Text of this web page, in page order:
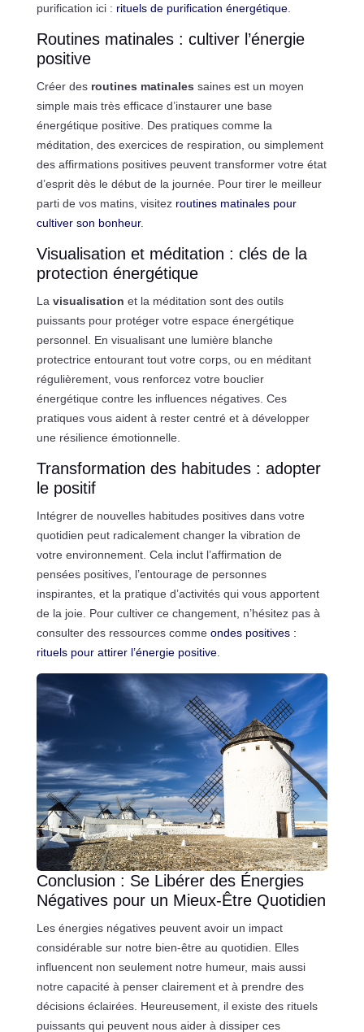
purification ici : rituels de purification énergétique.
Routines matinales : cultiver l’énergie
positive
Créer des routines matinales saines est un moyen
simple mais très efficace d’instaurer une base
énergétique positive. Des pratiques comme la
méditation, des exercices de respiration, ou simplement
des affirmations positives peuvent transformer votre état
d’esprit dès le début de la journée. Pour tirer le meilleur
parti de vos matins, visitez routines matinales pour
cultiver son bonheur.
Visualisation et méditation : clés de la
protection énergétique
La visualisation et la méditation sont des outils
puissants pour protéger votre espace énergétique
personnel. En visualisant une lumière blanche
protectrice entourant tout votre corps, ou en méditant
régulièrement, vous renforcez votre bouclier
énergétique contre les influences négatives. Ces
pratiques vous aident à rester centré et à développer
une résilience émotionnelle.
Transformation des habitudes : adopter
le positif
Intégrer de nouvelles habitudes positives dans votre
quotidien peut radicalement changer la vibration de
votre environnement. Cela inclut l’affirmation de
pensées positives, l’entourage de personnes
inspirantes, et la pratique d’activités qui vous apportent
de la joie. Pour cultiver ce changement, n’hésitez pas à
consulter des ressources comme ondes positives :
rituels pour attirer l’énergie positive.
Conclusion : Se Libérer des Énergies
Négatives pour un Mieux-Être Quotidien
Les énergies négatives peuvent avoir un impact
considérable sur notre bien-être au quotidien. Elles
influencent non seulement notre humeur, mais aussi
notre capacité à penser clairement et à prendre des
décisions éclairées. Heureusement, il existe des rituels
puissants qui peuvent nous aider à dissiper ces